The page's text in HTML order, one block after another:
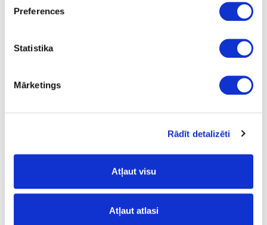
Preferences
Statistika
Mārketings
Rādīt detalizēti
Atļaut visu
Atļaut atlasi
MATERIAL SAMPLES